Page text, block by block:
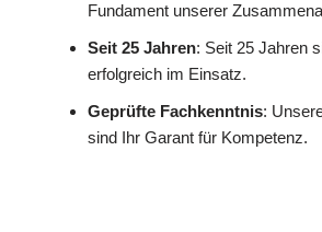
Fundament unserer
Seit 25 Jahren: Seit 25 Jahren
erfolgreich im Einsatz.
Geprüfte Fachkenntnis:
sind Ihr Garant für Kompetenz.